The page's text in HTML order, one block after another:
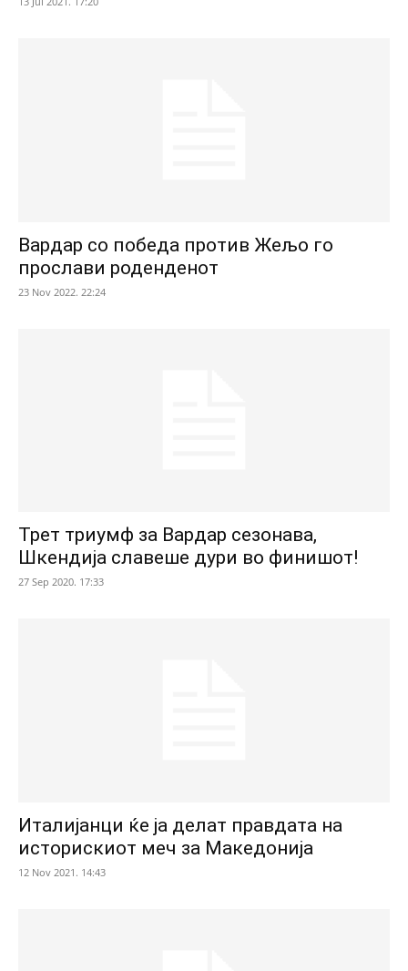
Вардар со победа против Жељо го
прослави роденденот
23 Nov 2022. 22:24
Трет триумф за Вардар сезонава,
Шкендија славеше дури во финишот!
27 Sep 2020. 17:33
Италијанци ќе ја делат правдата на
историскиот меч за Македонија
12 Nov 2021. 14:43